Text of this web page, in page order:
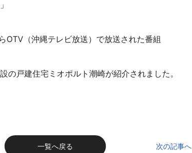
OTV（沖縄テレビ放送）で放送された番組
の戸建住宅ミオポルト潮崎が紹介されました。
一覧へ戻る 次の記事へ